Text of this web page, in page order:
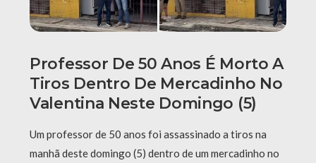
Professor De 50 Anos É Morto A
Tiros Dentro De Mercadinho No
Valentina Neste Domingo (5)
Um professor de 50 anos foi assassinado a tiros na
manhã deste domingo (5) dentro de um mercadinho no